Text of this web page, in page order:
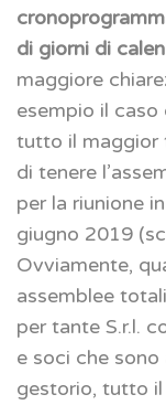
di giorni di
maggiore
esempio il
tutto il maggior
di tenere
per la riunione
giugno 2019
Ovviamente,
assemblee
per tante S.r.l.
e soci che sono
gestorio, tutto